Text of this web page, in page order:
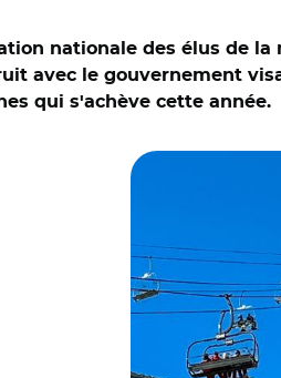
nationale des élus de
avec le gouvernement
qui s'achève cette année.